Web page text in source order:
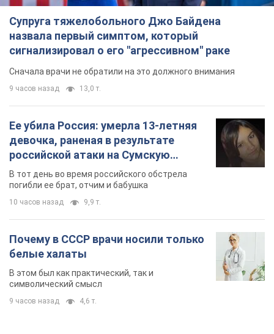
Супруга тяжелобольного Джо Байдена
назвала первый симптом, который
сигнализировал о его "агрессивном" раке
Сначала врачи не обратили на это должного внимания
9 часов назад 13,0 т.
Ее убила Россия: умерла 13-летняя
девочка, раненая в результате
российской атаки на Сумскую
область. Фото
В тот день во время российского обстрела
погибли ее брат, отчим и бабушка
10 часов назад 9,9 т.
Почему в СССР врачи носили только
белые халаты
В этом был как практический, так и
символический смысл
9 часов назад 4,6 т.